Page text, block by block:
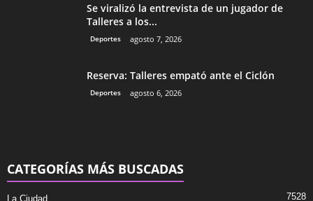
Se viralizó la entrevista de un jugador de
Talleres a los...
Deportes agosto 7, 2026
Reserva: Talleres empató ante el Ciclón
Deportes agosto 6, 2026
CATEGORÍAS MÁS BUSCADAS
La Ciudad 7528